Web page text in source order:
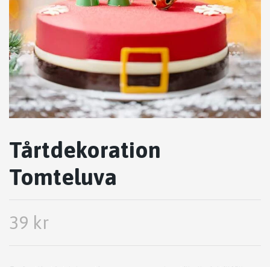
Tårtdekoration
Tomteluva
39 kr